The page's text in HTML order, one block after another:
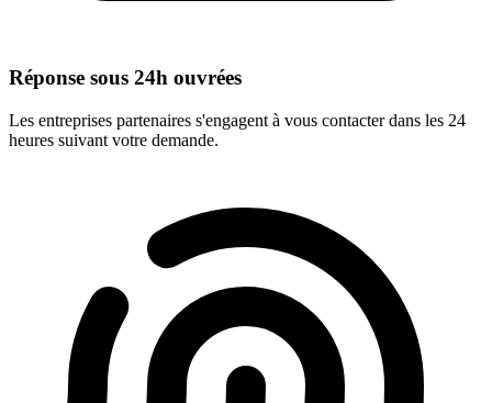
Réponse sous 24h ouvrées
Les entreprises partenaires s'engagent à vous contacter dans les 24
heures suivant votre demande.